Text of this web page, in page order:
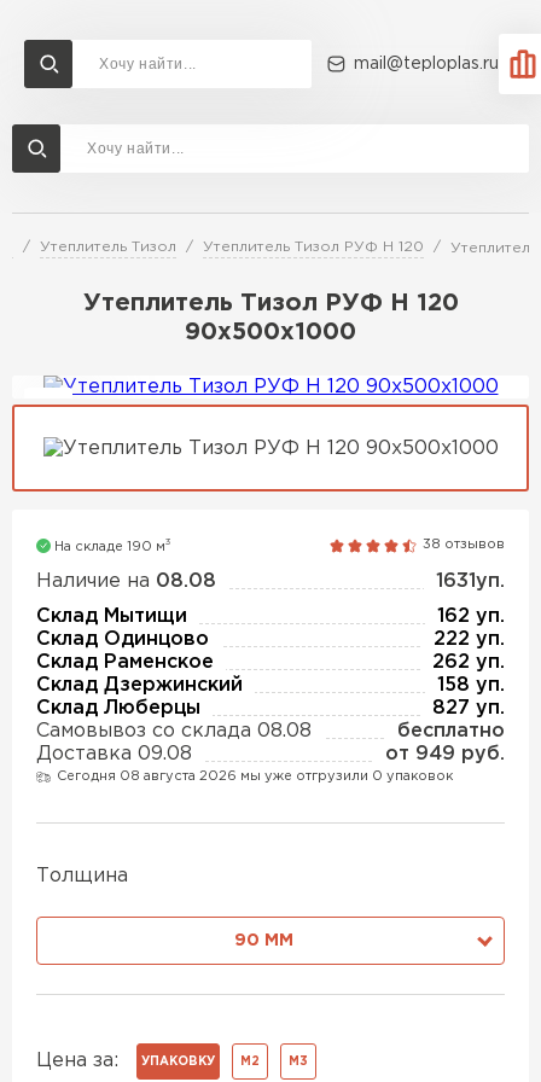
mail@teploplas.ru
Утеплитель Тизол Утеплитель Тизол РУФ Н 120
Утеплитель Тизол РУФ Н 120
90х500х1000
На складе 190 м3 38 отзывов
Наличие на 08.08
1631уп.
Склад Мытищи
162 уп.
Склад Одинцово
222 уп.
Склад Раменское
262 уп.
Склад Дзержинский
158 уп.
Склад Люберцы
827 уп.
Самовывоз со склада 08.08
бесплатно
Доставка 09.08
от 949 руб.
Сегодня 08 августа 2026 мы уже отгрузили 0 упаковок
Толщина
90 ММ
Цена за: УПАКОВКУ М2 М3
Доставка и оплата
Утеплитель Ветонит
Утеплитель MasterPLEX
ПЕРЕЙТИ
Утеплитель Дирок
ПЕРЕЙТИ
Утеплитель Технониколь
Утеплитель Rockwool
Утеплитель Knauf
Утеплитель Isover
Утеплитель Урса
Утеплитель Isoroc
Утеплитель Изомин